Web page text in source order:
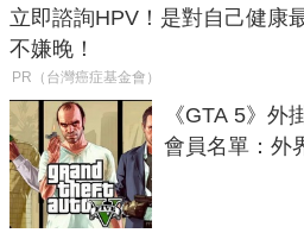
立即諮詢HPV！是對自己健康
不嫌晚！
PR（台灣癌症基金會）
《GTA 5》外
會員名單：外